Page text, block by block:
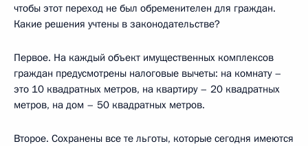
чтобы этот переход не был обременителен для граждан.
Какие решения учтены в законодательстве?
Первое. На каждый объект имущественных комплексов
граждан предусмотрены налоговые вычеты: на комнату –
это 10 квадратных метров, на квартиру – 20 квадратных
метров, на дом – 50 квадратных метров.
Второе. Сохранены все те льготы, которые сегодня имеются